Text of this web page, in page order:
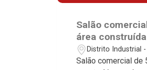
Salão
área
Excelente
ao Cravinhos
Distrito Industrial
Salão comercial de